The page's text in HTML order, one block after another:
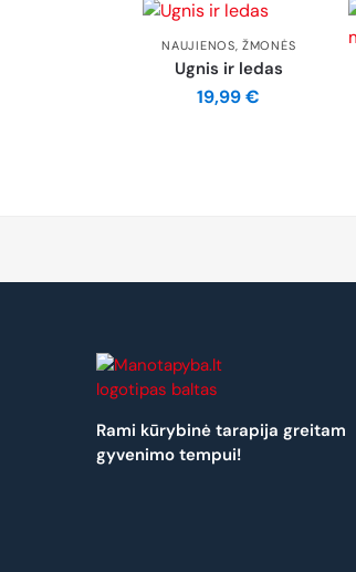
NAUJIENOS,ŽMONĖS
Ugnis ir ledas
19,99€
Rami kūrybinė tarapija greitam
gyvenimo tempui!